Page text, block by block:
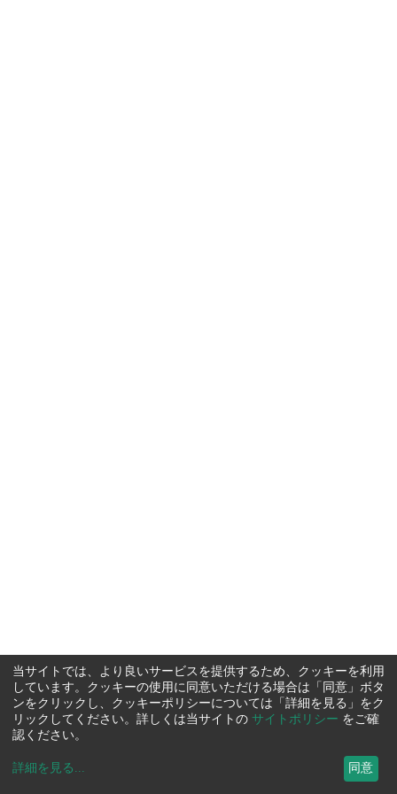
当サイトでは、より良いサービスを提供するため、クッキーを利用
しています。クッキーの使用に同意いただける場合は「同意」ボタ
ンをクリックし、クッキーポリシーについては「詳細を見る」をク
リックしてください。詳しくは当サイトの サイトポリシー をご確
認ください。
詳細を見る ... 同意